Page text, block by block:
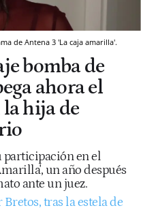
de Antena 3 'La caja amarilla'.
bomba de
ahora el
hija de
participación en el
un año después
ante un juez.
tras la estela de